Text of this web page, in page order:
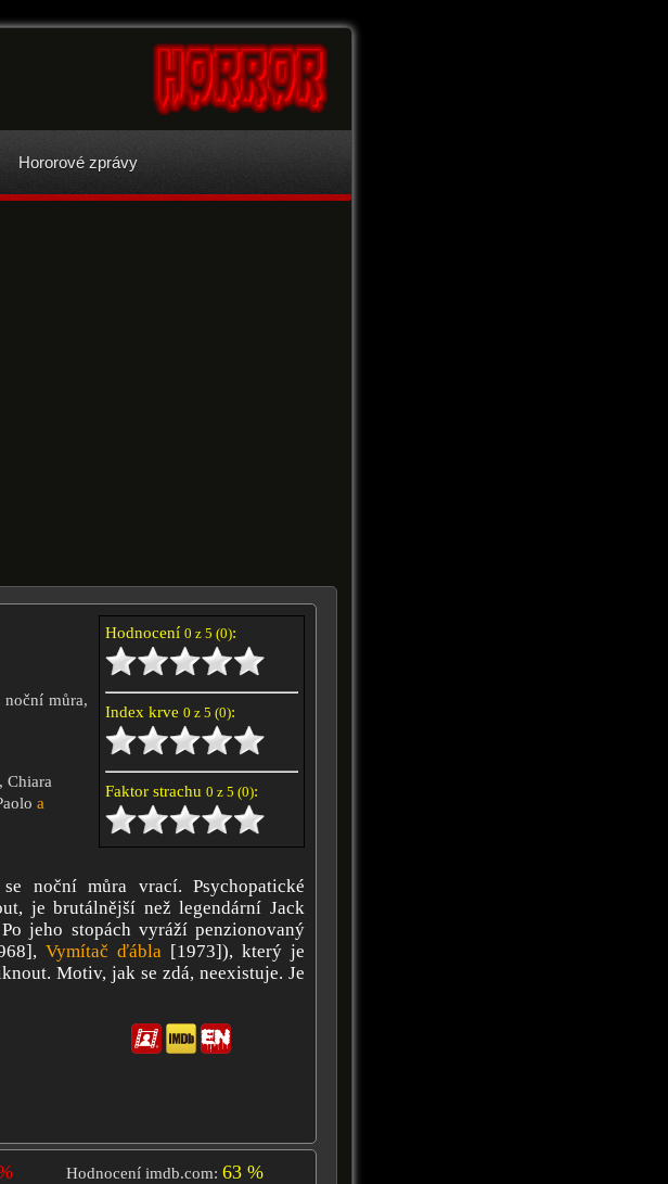
Hororové zprávy
Hodnocení 0 z 5 (0):
Index krve 0 z 5 (0):
Faktor strachu 0 z 5 (0):
noční můra,
Chiara
a
noční můra vrací. Psychopatické
je brutálnější než legendární Jack
jeho stopách vyráží penzionovaný
Vymítač ďábla [1973]), který je
Motiv, jak se zdá, neexistuje. Je
Hodnocení imdb.com: 63 %